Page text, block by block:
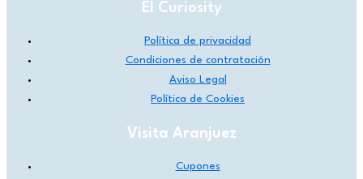
El Curiosity
Política de privacidad
Condiciones de contratación
Aviso Legal
Política de Cookies
Visita Aranjuez
Cupones